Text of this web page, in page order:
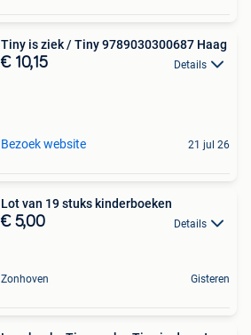
Tiny is ziek / Tiny 9789030300687 Haag
€ 10,15 Details
Bezoek website 21 jul 26
Lot van 19 stuks kinderboeken
€ 5,00 Details
Zonhoven Gisteren